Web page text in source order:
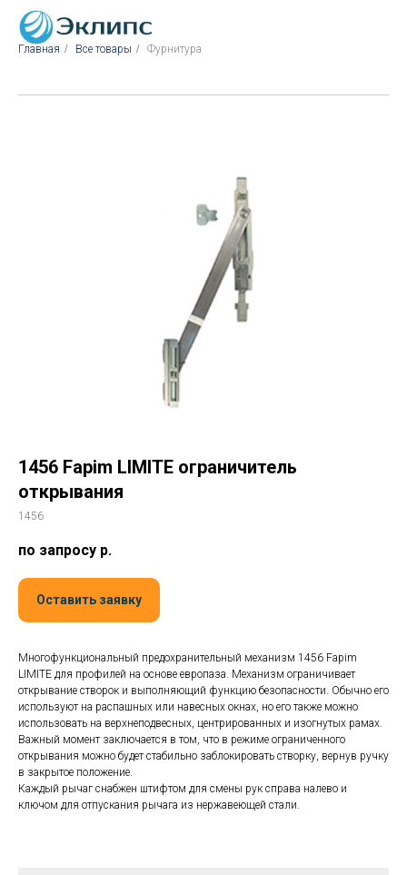
Главная / Все товары / Фурнитура
1456 Fapim LIMITE ограничитель
открывания
1456
по запросу р.
Оставить заявку
Многофункциональный предохранительный механизм 1456 Fapim
LIMITE для профилей на основе европаза. Механизм ограничивает
открывание створок и выполняющий функцию безопасности. Обычно его
используют на распашных или навесных окнах, но его также можно
использовать на верхнеподвесных, центрированных и изогнутых рамах.
Важный момент заключается в том, что в режиме ограниченного
открывания можно будет стабильно заблокировать створку, вернув ручку
в закрытое положение.
Каждый рычаг снабжен штифтом для смены рук справа налево и
ключом для отпускания рычага из нержавеющей стали.